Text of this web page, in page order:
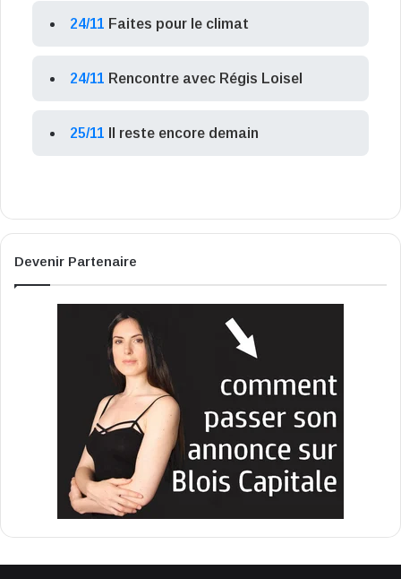
24/11 Faites pour le climat
24/11 Rencontre avec Régis Loisel
25/11 Il reste encore demain
Devenir Partenaire